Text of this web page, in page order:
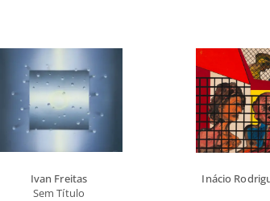
Ivan Freitas
Sem Título
Inácio